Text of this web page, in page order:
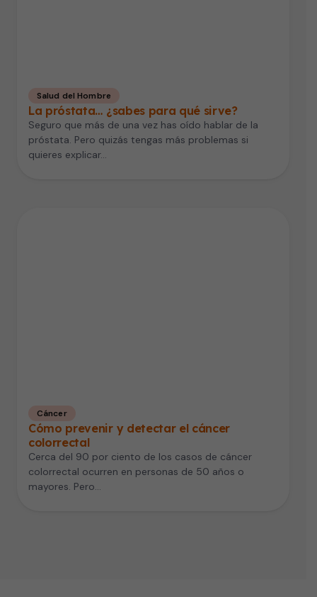
Salud del Hombre
La próstata… ¿sabes para qué sirve?
Seguro que más de una vez has oído hablar de la
próstata. Pero quizás tengas más problemas si
quieres explicar…
Cáncer
Cómo prevenir y detectar el cáncer
colorrectal
Cerca del 90 por ciento de los casos de cáncer
colorrectal ocurren en personas de 50 años o
mayores. Pero…